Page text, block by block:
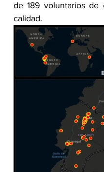
de 189 voluntarios de
calidad.